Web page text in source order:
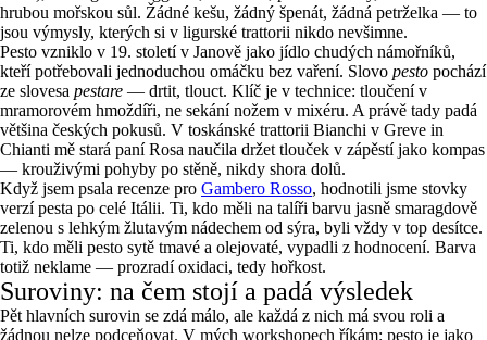
hrubou mořskou sůl. Žádné kešu, žádný špenát, žádná petrželka — to
jsou výmysly, kterých si v ligurské trattorii nikdo nevšimne.
Pesto vzniklo v 19. století v Janově jako jídlo chudých námořníků,
kteří potřebovali jednoduchou omáčku bez vaření. Slovo pesto pochází
ze slovesa pestare — drtit, tlouct. Klíč je v technice: tloučení v
mramorovém hmoždíři, ne sekání nožem v mixéru. A právě tady padá
většina českých pokusů. V toskánské trattorii Bianchi v Greve in
Chianti mě stará paní Rosa naučila držet tlouček v zápěstí jako kompas
— krouživými pohyby po stěně, nikdy shora dolů.
Když jsem psala recenze pro Gambero Rosso, hodnotili jsme stovky
verzí pesta po celé Itálii. Ti, kdo měli na talíři barvu jasně smaragdově
zelenou s lehkým žlutavým nádechem od sýra, byli vždy v top desítce.
Ti, kdo měli pesto sytě tmavé a olejovaté, vypadli z hodnocení. Barva
totiž neklame — prozradí oxidaci, tedy hořkost.
Suroviny: na čem stojí a padá výsledek
Pět hlavních surovin se zdá málo, ale každá z nich má svou roli a
žádnou nelze podceňovat. V mých workshopech říkám: pesto je jako